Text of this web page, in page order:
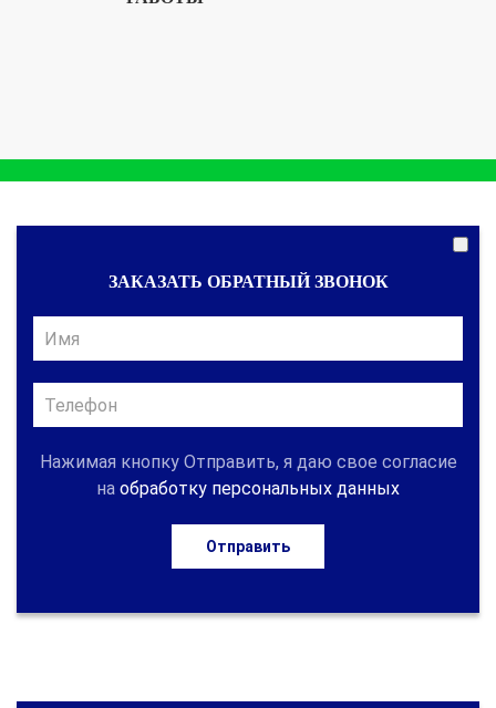
ЗАКАЗАТЬ ОБРАТНЫЙ ЗВОНОК
Нажимая кнопку Отправить, я даю свое согласие
на обработку персональных данных
Отправить